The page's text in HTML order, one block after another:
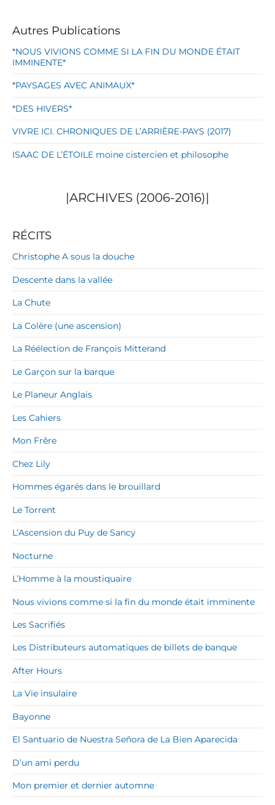
Autres Publications
*NOUS VIVIONS COMME SI LA FIN DU MONDE ÉTAIT
IMMINENTE*
*PAYSAGES AVEC ANIMAUX*
*DES HIVERS*
VIVRE ICI. CHRONIQUES DE L’ARRIÈRE-PAYS (2017)
ISAAC DE L’ÉTOILE moine cistercien et philosophe
|ARCHIVES (2006-2016)|
RÉCITS
Christophe A sous la douche
Descente dans la vallée
La Chute
La Colère (une ascension)
La Réélection de François Mitterand
Le Garçon sur la barque
Le Planeur Anglais
Les Cahiers
Mon Frêre
Chez Lily
Hommes égarés dans le brouillard
Le Torrent
L’Ascension du Puy de Sancy
Nocturne
L’Homme à la moustiquaire
Nous vivions comme si la fin du monde était imminente
Les Sacrifiés
Les Distributeurs automatiques de billets de banque
After Hours
La Vie insulaire
Bayonne
El Santuario de Nuestra Señora de La Bien Aparecida
D’un ami perdu
Mon premier et dernier automne